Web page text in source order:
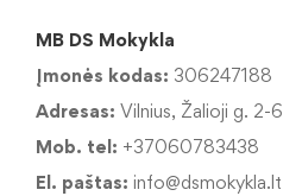
MB DS Mokykla
Įmonės kodas: 306247188
Adresas: Vilnius, Žalioji g. 2-6
Mob. tel: +37060783438
El. paštas: info@dsmokykla.lt